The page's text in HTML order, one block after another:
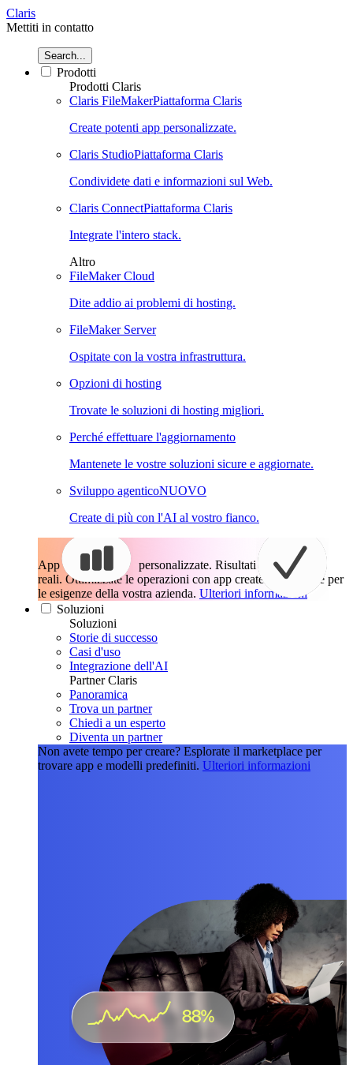
Claris
Mettiti in contatto
Search...
Prodotti
Prodotti Claris
Claris FileMakerPiattaforma Claris
Create potenti app personalizzate.
Claris StudioPiattaforma Claris
Condividete dati e informazioni sul Web.
Claris ConnectPiattaforma Claris
Integrate l'intero stack.
Altro
FileMaker Cloud
Dite addio ai problemi di hosting.
FileMaker Server
Ospitate con la vostra infrastruttura.
Opzioni di hosting
Trovate le soluzioni di hosting migliori.
Perché effettuare l'aggiornamento
Mantenete le vostre soluzioni sicure e aggiornate.
Sviluppo agenticoNUOVO
Create di più con l'AI al vostro fianco.
App
personalizzate. Risultati
reali. Ottimizzate le operazioni con app create esattamente per
le esigenze della vostra azienda. Ulteriori informazioni
Soluzioni
Soluzioni
Storie di successo
Casi d'uso
Integrazione dell'AI
Partner Claris
Panoramica
Trova un partner
Chiedi a un esperto
Diventa un partner
Non avete tempo per creare? Esplorate il marketplace per
trovare app e modelli predefiniti. Ulteriori informazioni